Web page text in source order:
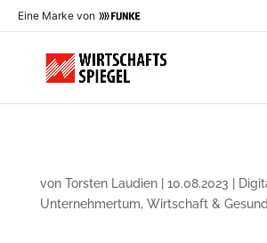
Eine Marke von
von Torsten Laudien| 10.08.2023
Unternehmertum, Wirtschaft &